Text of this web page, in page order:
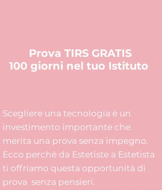
Prova TIRS GRATIS
100 giorni nel tuo Istituto
Scegliere una tecnologia è un
investimento importante che
merita una prova senza impegno.
Ecco perchè da Estetiste a Estetista
ti offriamo questa opportunità di
prova senza pensieri.